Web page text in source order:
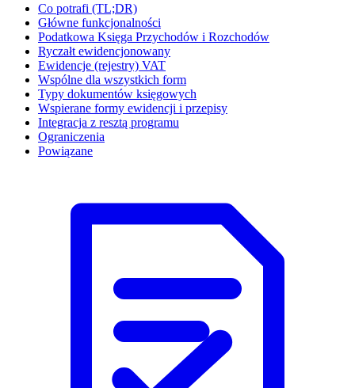
Co potrafi (TL;DR)
Główne funkcjonalności
Podatkowa Księga Przychodów i Rozchodów
Ryczałt ewidencjonowany
Ewidencje (rejestry) VAT
Wspólne dla wszystkich form
Typy dokumentów księgowych
Wspierane formy ewidencji i przepisy
Integracja z resztą programu
Ograniczenia
Powiązane